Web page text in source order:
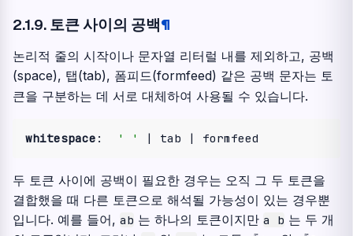
2.1.9. 토큰 사이의 공백¶
논리적 줄의 시작이나 문자열 리터럴 내를 제외하고, 공백
(space), 탭(tab), 폼피드(formfeed) 같은 공백 문자는 토
큰을 구분하는 데 서로 대체하여 사용될 수 있습니다.
whitespace : ' '
두 토큰 사이에 공백이 필요한 경우는 오직 그 두 토큰을
결합했을 때 다른 토큰으로 해석될 가능성이 있는 경우뿐
입니다. 예를 들어, ab 는 하나의 토큰이지만 a b 는 두 개